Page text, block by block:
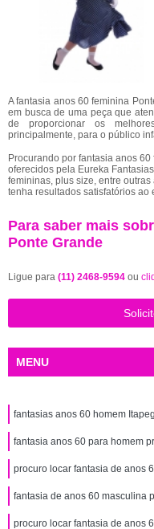
A fantasia anos 60 feminina
em busca de uma peça que
de proporcionar os
principalmente, para o público
Procurando por fantasia anos
oferecidos pela Eureka
femininas, plus size, entre
tenha resultados satisfatórios
Para saber mais
Ponte Grande
Ligue para (11) 2468-9594 ou
MENU
fantasias anos 60 homem
fantasia anos 60 para homem
procuro locar fantasia de anos
fantasia de anos 60 masculina
procuro locar fantasia de anos